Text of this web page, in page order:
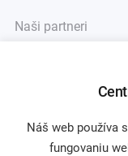
Naši partneri
Darcovstvo
Náš web používa
fungovaniu